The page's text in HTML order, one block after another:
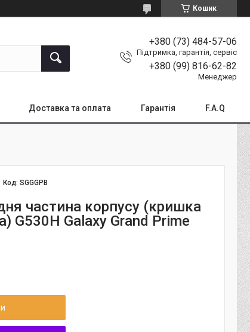
Кошик
+380 (73) 484-57-06
Підтримка, гарантія, сервіс
+380 (99) 816-62-82
Менеджер
Доставка та оплата Гарантія F.A.Q
Код:SGGGPB
частина корпусу (кришка
G530H Galaxy Grand Prime